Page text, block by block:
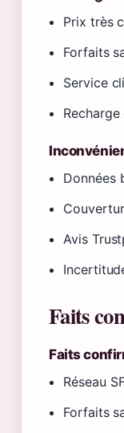
Prix très
Forfaits
Service
Données
Avis
Faits
Faits
Réseau
Forfaits